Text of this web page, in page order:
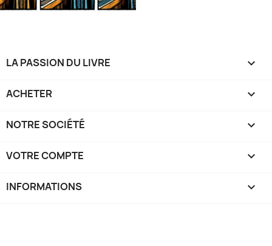
LA PASSION DU LIVRE 
ACHETER 
NOTRE SOCIÉTÉ 
VOTRE COMPTE 
INFORMATIONS keyboard_arrow_down